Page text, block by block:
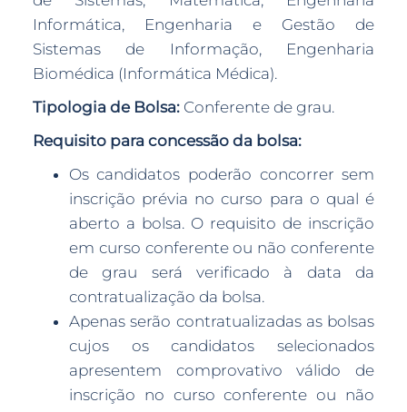
Informática, Engenharia e Gestão de
Sistemas de Informação, Engenharia
Biomédica (Informática Médica).
Tipologia de Bolsa:Conferente de grau.
Requisito para concessão da bolsa:
Os candidatos poderão concorrer sem
inscrição prévia no curso para o qual é
aberto a bolsa. O requisito de inscrição
em curso conferente ou não conferente
de grau será verificado à data da
contratualização da bolsa.
Apenas serão contratualizadas as bolsas
cujos os candidatos selecionados
apresentem comprovativo válido de
inscrição no curso conferente ou não